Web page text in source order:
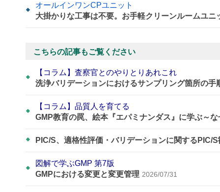
オールインワンCPユニット
大掛かりな工事は不要。お手軽クリーンルームユニ
こちらの記事もご覧ください
【コラム】査察官とのやりとりあれこれ
洗浄バリデーションにおけるサンプリング箇所の手
【コラム】品質人を育てる
GMP教育の罠、絵本『エパミナンダス』に学ぶ～
PIC/S、適格性評価・バリデーションに関するPIC/
図解で学ぶGMP 第7版
GMPにおける変更と変更管理 2026/07/31